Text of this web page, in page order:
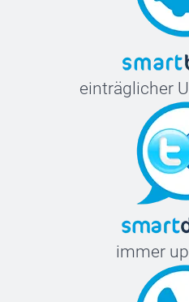
einträglicher
immer